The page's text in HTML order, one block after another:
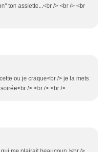
ton assiette...<br /> <br /> <br
ou je craque<br /> je la mets
/> <br /> <br />